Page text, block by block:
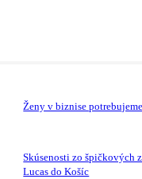
Ženy v biznise
Skúsenosti zo špičkových
Lucas do Košíc